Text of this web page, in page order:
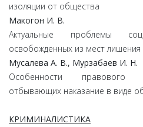
изоляции от общества
Макогон И. В.
Актуальные проблемы
освобожденных из мест
Мусалева А. В., Мурзабаев И. Н.
Особенности правового
отбывающих наказание в виде
КРИМИНАЛИСТИКА